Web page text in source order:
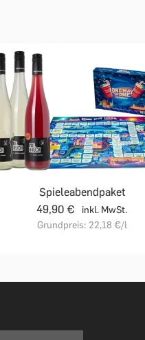
Spieleabendpaket
49,90 €
inkl. MwSt.
Grundpreis: 22,18 €/l